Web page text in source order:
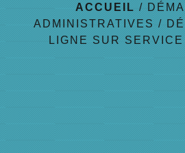
ACCUEIL /
ADMINISTRATIVES /
LIGNE SUR